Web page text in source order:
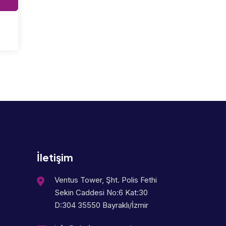
İletişim
Ventus Tower, Şht. Polis Fethi
Sekin Caddesi No:6 Kat:30
D:304 35550 Bayraklı/İzmir